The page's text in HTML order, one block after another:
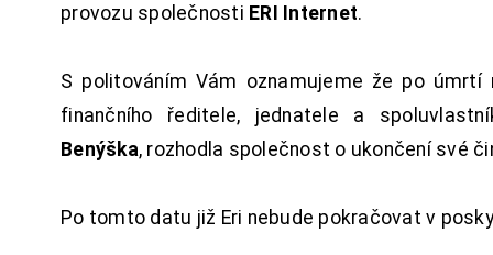
provozu společnosti ERI Internet.
S politováním Vám oznamujeme že po úmrtí
finančního ředitele, jednatele a
Benýška, rozhodla společnost o ukončení své
Po tomto datu již Eri nebude pokračovat v